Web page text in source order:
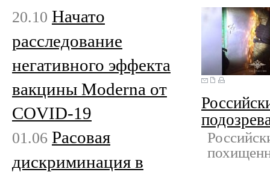
20.10 Начато
расследование
негативного эффекта
вакцины Moderna от
COVID-19
01.06 Расовая
дискриминация в